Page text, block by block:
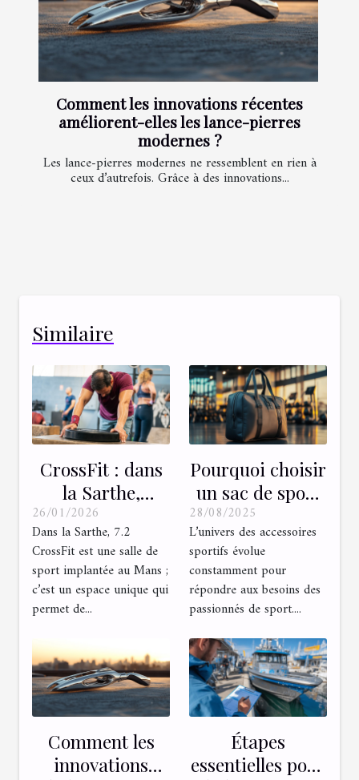
Comment les innovations récentes
améliorent-elles les lance-pierres
modernes ?
Les lance-pierres modernes ne ressemblent en rien à
ceux d’autrefois. Grâce à des innovations...
Similaire
CrossFit : dans
la Sarthe,
découvrez une
salle
entièrement
dédiée à ce sport
26/01/2026
Dans la Sarthe, 7.2
CrossFit est une salle de
sport implantée au Mans ;
c’est un espace unique qui
permet de...
Pourquoi choisir
un sac de sport
avec fixation
magnétique ?
28/08/2025
L’univers des accessoires
sportifs évolue
constamment pour
répondre aux besoins des
passionnés de sport....
Comment les
innovations
Étapes
essentielles pour